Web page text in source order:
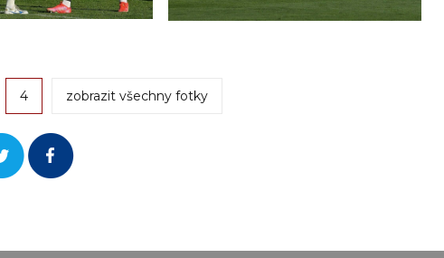
4 zobrazit všechny fotky